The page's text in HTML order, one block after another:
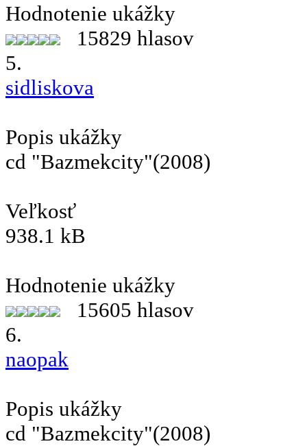
Hodnotenie ukážky
15829 hlasov
5.
sidliskova
Popis ukážky
cd "Bazmekcity"(2008)
Veľkosť
938.1 kB
Hodnotenie ukážky
15605 hlasov
6.
naopak
Popis ukážky
cd "Bazmekcity"(2008)